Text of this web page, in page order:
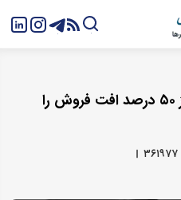
۸۰ درصد کسب‌وکارها بیش از ۵۰ درصد افت فروش را